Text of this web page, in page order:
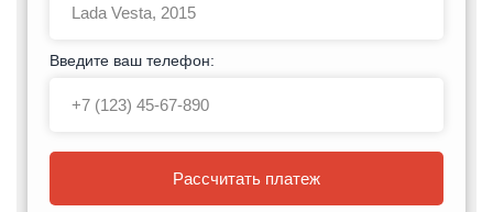
Введите ваш телефон:
Рассчитать платеж